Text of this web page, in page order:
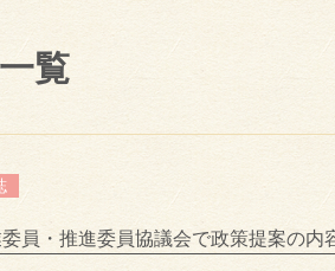
覧
員・推進委員協議会で政策提案の内